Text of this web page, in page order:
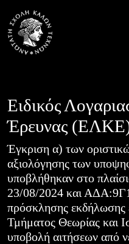
content
Ειδικός
Έρευνας
Έγκριση α) των
αξιολόγησης των
υποβλήθηκαν στο
23/08/2024 και
πρόσκλησης εκδήλωσης
Τμήματος Θεωρίας και
υποβολή αιτήσεων από